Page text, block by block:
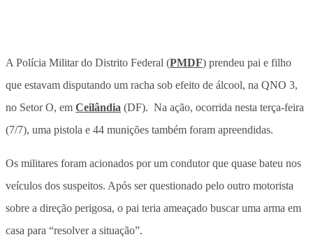
A Polícia Militar do Distrito Federal (PMDF) prendeu pai e filho
que estavam disputando um racha sob efeito de álcool, na QNO 3,
no Setor O, em Ceilândia (DF). Na ação, ocorrida nesta terça-feira
(7/7), uma pistola e 44 munições também foram apreendidas.
Os militares foram acionados por um condutor que quase bateu nos
veículos dos suspeitos. Após ser questionado pelo outro motorista
sobre a direção perigosa, o pai teria ameaçado buscar uma arma em
casa para “resolver a situação”.